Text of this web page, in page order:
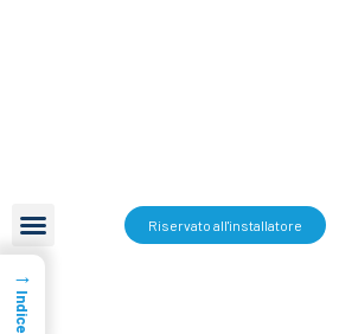
Riservato all'installatore
→
Indice